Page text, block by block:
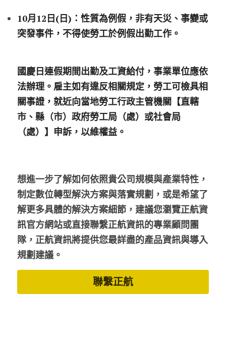
10月12日(日)：性質為例假，非有天災、事變或
突發事件，不得使勞工於例假出勤工作。
國慶日連假期間出勤及工資給付，事業單位應依
法辦理。雇主如有違反相關規定，勞工可檢具相
關事證，就近向當地勞工行政主管機關【直轄
市、縣（市）政府勞工局（處）或社會局
（處）】申訴，以維權益。
想進一步了解如何依照貴公司規模與產業特性，
制定數位轉型解決方案與落實規劃，或是希望了
解更多具體的解決方案細節，建議您瀏覽正航資
訊官方網站或直接聯繫正航資訊的專業顧問團
隊，正航資訊將提供您最詳盡的產品資訊與導入
規劃建議。
聯繫正航